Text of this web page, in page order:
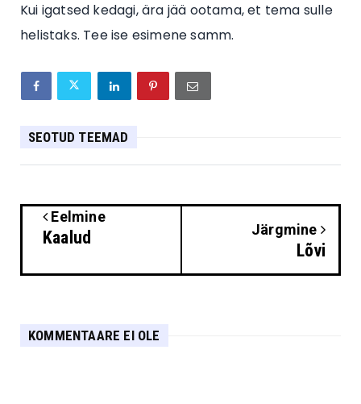
Kui igatsed kedagi, ära jää ootama, et tema sulle
helistaks. Tee ise esimene samm.
SEOTUD TEEMAD
Eelmine
Kaalud Järgmine
Lõvi
KOMMENTAARE EI OLE